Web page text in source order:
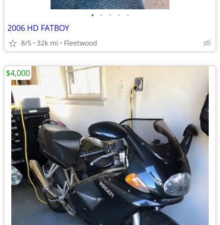
• • • • •
2006 HD FATBOY
8/5 32k mi Fleetwood
$4,000